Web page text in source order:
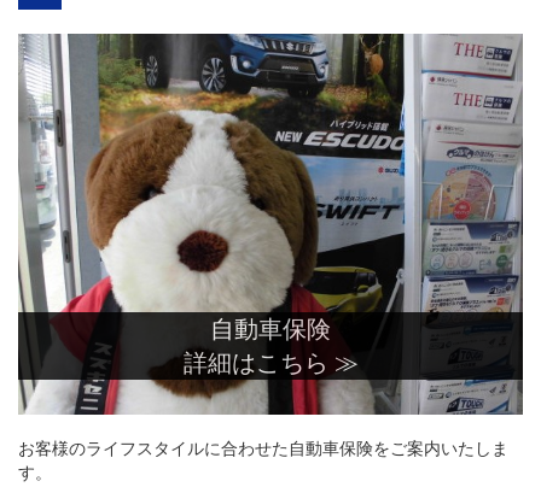
自動車保険
詳細はこちら ≫
お客様のライフスタイルに合わせた自動車保険をご案内いたしま
す。